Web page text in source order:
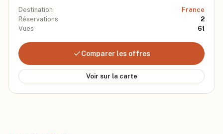
Destination
France
Réservations
2
Vues
61
Comparer les offres
Voir sur la carte